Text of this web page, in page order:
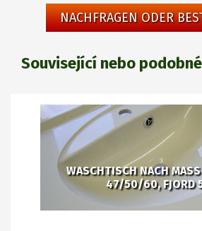
NACHFRAGEN ODER
Související nebo
WASCHTISCH NACH
47/50/60, FJORD